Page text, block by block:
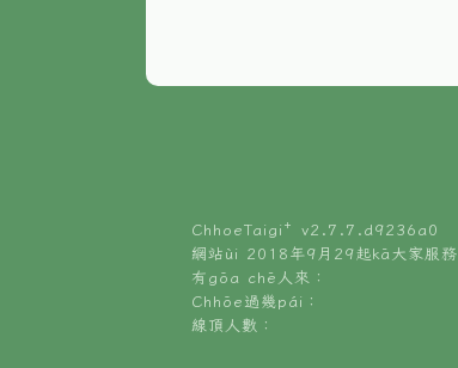
ChhoeTaigi⁺ v2.7.7.d9236a0
網站ùi 2018年9月29起kā大家服務
有gōa chē人來：
Chhōe過幾pái：
線頂人數：